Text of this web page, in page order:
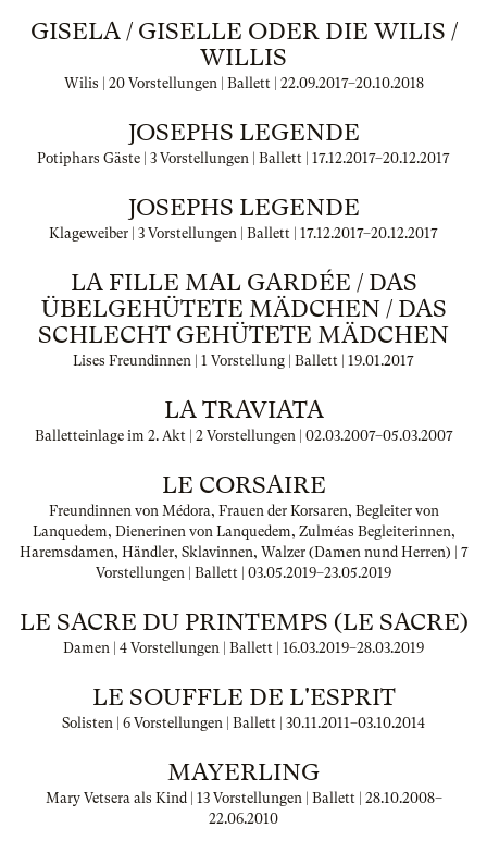
GISELA / GISELLE ODER DIE WILIS /
WILLIS
Wilis | 20 Vorstellungen | Ballett | 22.09.2017–20.10.2018
JOSEPHS LEGENDE
Potiphars Gäste | 3 Vorstellungen | Ballett | 17.12.2017–20.12.2017
JOSEPHS LEGENDE
Klageweiber | 3 Vorstellungen | Ballett | 17.12.2017–20.12.2017
LA FILLE MAL GARDÉE / DAS
ÜBELGEHÜTETE MÄDCHEN / DAS
SCHLECHT GEHÜTETE MÄDCHEN
Lises Freundinnen | 1 Vorstellung | Ballett | 19.01.2017
LA TRAVIATA
Balletteinlage im 2. Akt | 2 Vorstellungen | 02.03.2007–05.03.2007
LE CORSAIRE
Freundinnen von Médora, Frauen der Korsaren, Begleiter von
Lanquedem, Dienerinen von Lanquedem, Zulméas Begleiterinnen,
Haremsdamen, Händler, Sklavinnen, Walzer (Damen nund Herren) | 7
Vorstellungen | Ballett | 03.05.2019–23.05.2019
LE SACRE DU PRINTEMPS (LE SACRE)
Damen | 4 Vorstellungen | Ballett | 16.03.2019–28.03.2019
LE SOUFFLE DE L'ESPRIT
Solisten | 6 Vorstellungen | Ballett | 30.11.2011–03.10.2014
MAYERLING
Mary Vetsera als Kind | 13 Vorstellungen | Ballett | 28.10.2008–
22.06.2010